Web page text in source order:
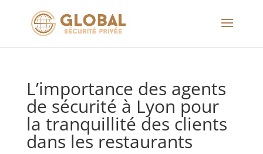
L’importance des agents
de sécurité à Lyon pour
la tranquillité des clients
dans les restaurants